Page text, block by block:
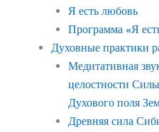
Я есть любовь
Программа «Я
Духовные практики
Медитативная
целостности
Духового поля
Древняя сила